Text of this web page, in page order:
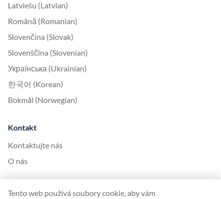
Latviešu (Latvian)
Română (Romanian)
Slovenčina (Slovak)
Slovenščina (Slovenian)
Українська (Ukrainian)
한국어 (Korean)
Bokmål (Norwegian)
Kontakt
Kontaktujte nás
O nás
Tento web používá soubory cookie, aby vám